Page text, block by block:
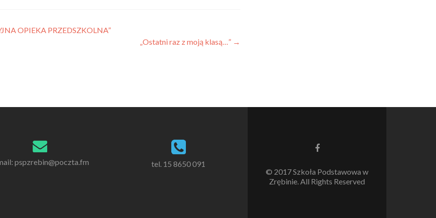
OPIEKA PRZEDSZKOLNA”
„Ostatni raz z moją klasą…” →
pspzrebin@poczta.fm tel. 15 8650 091
Link
© 2017 Szkoła Podstawowa w
Zrębinie. All Rights Reserved